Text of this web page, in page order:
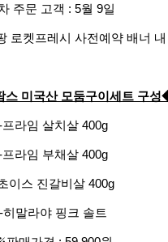
주문 고객 : 5월 9일
로켓프레시 사전예약 배너 내
미국산 모둠구이세트 구
프라임 살치살 400g
프라임 부채살 400g
이스 진갈비살 400g
-히말라야 핑크 솔트